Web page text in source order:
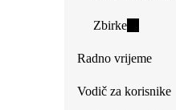
Zbirke(link
external)
Radno vrijeme
Vodič za korisnike